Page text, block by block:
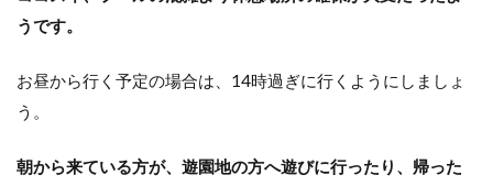
うです。
お昼から行く予定の場合は、14時過ぎに行くようにしましょ
う。
朝から来ている方が、遊園地の方へ遊びに行ったり、帰った